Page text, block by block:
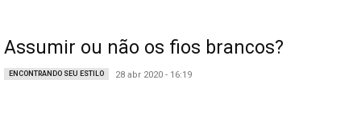
Assumir ou não os fios brancos?
ENCONTRANDO SEU ESTILO 28 abr 2020 - 16:19